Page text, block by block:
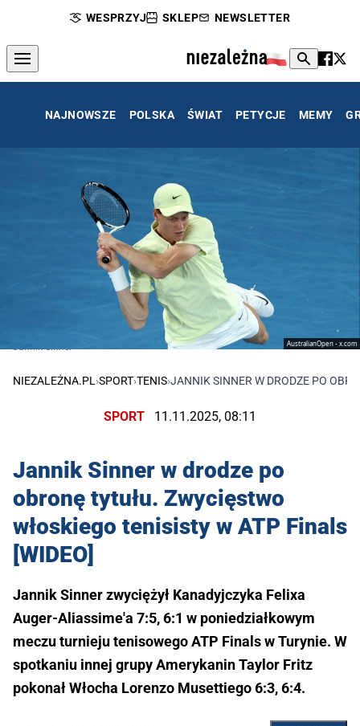
WESPRZYJ SKLEP NEWSLETTER
NAJNOWSZE POLSKA ŚWIAT PETYCJE MEMY
AustralianOpen - x.com
Jannik Sinner
NIEZALEŻNA.PL ›SPORT›TENIS›JANNIK SINNER W DRODZE PO
SPORT 11.11.2025, 08:11
Jannik Sinner w drodze po
obronę tytułu. Zwycięstwo
włoskiego tenisisty w ATP Finals
[WIDEO]
Jannik Sinner zwyciężył Kanadyjczyka Felixa
Auger-Aliassime'a 7:5, 6:1 w poniedziałkowym
meczu turnieju tenisowego ATP Finals w Turynie. W
spotkaniu innej grupy Amerykanin Taylor Fritz
pokonał Włocha Lorenzo Musettiego 6:3, 6:4.